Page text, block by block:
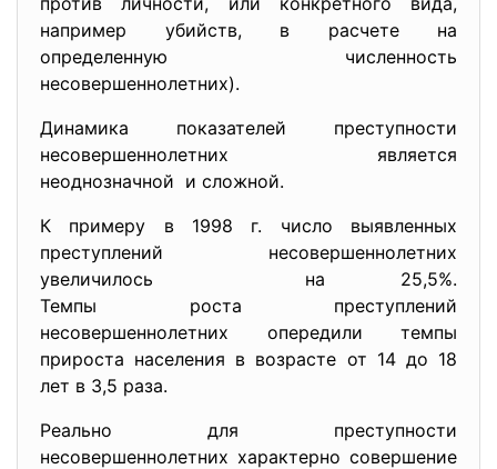
например убийств, в расчете на
определенную численность
несовершеннолетних).
Динамика показателей преступности
несовершеннолетних является
неоднозначной и сложной.
К примеру в 1998 г. число выявленных
преступлений несовершеннолетних
увеличилось на 25,5%.
Темпы роста преступлений
несовершеннолетних опередили темпы
прироста населения в возрасте от 14 до 18
лет в 3,5 раза.
Реально для преступности
несовершеннолетних характерно совершение